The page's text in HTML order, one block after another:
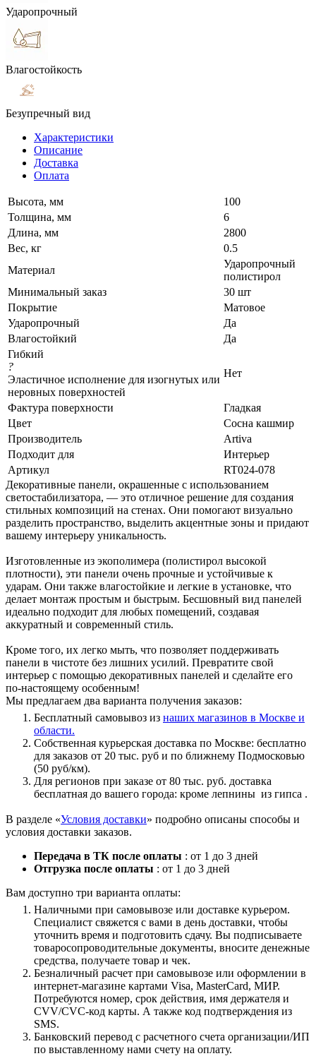
Ударопрочный
Влагостойкость
Безупречный вид
Характеристики
Описание
Доставка
Оплата
Высота, мм
100
Толщина, мм
6
Длина, мм
2800
Вес, кг
0.5
Материал
Ударопрочный
полистирол
Минимальный заказ
30 шт
Покрытие
Матовое
Ударопрочный
Да
Влагостойкий
Да
Гибкий
?
Эластичное исполнение для изогнутых или
неровных поверхностей
Нет
Фактура поверхности
Гладкая
Цвет
Сосна кашмир
Производитель
Artiva
Подходит для
Интерьер
Артикул
RT024-078
Декоративные панели, окрашенные с использованием
светостабилизатора, — это отличное решение для создания
стильных композиций на стенах. Они помогают визуально
разделить пространство, выделить акцентные зоны и придают
вашему интерьеру уникальность.
Изготовленные из экополимера (полистирол высокой
плотности), эти панели очень прочные и устойчивые к
ударам. Они также влагостойкие и легкие в установке, что
делает монтаж простым и быстрым. Бесшовный вид панелей
идеально подходит для любых помещений, создавая
аккуратный и современный стиль.
Кроме того, их легко мыть, что позволяет поддерживать
панели в чистоте без лишних усилий. Превратите свой
интерьер с помощью декоративных панелей и сделайте его
по-настоящему особенным!
Мы предлагаем два варианта получения заказов:
Бесплатный самовывоз из наших магазинов в Москве и
области.
Собственная курьерская доставка по Москве: бесплатно
для заказов от 20 тыс. руб и по ближнему Подмосковью
(50 руб/км).
Для регионов при заказе от 80 тыс. руб. доставка
бесплатная до вашего города: кроме лепнины из гипса .
В разделе «Условия доставки» подробно описаны способы и
условия доставки заказов.
Передача в ТК после оплаты : от 1 до 3 дней
Отгрузка после оплаты : от 1 до 3 дней
Вам доступно три варианта оплаты:
Наличными при самовывозе или доставке курьером.
Специалист свяжется с вами в день доставки, чтобы
уточнить время и подготовить сдачу. Вы подписываете
товаросопроводительные документы, вносите денежные
средства, получаете товар и чек.
Безналичный расчет при самовывозе или оформлении в
интернет-магазине картами Visa, MasterCard, МИР.
Потребуются номер, срок действия, имя держателя и
CVV/CVC-код карты. А также код подтверждения из
SMS.
Банковский перевод с расчетного счета организации/ИП
по выставленному нами счету на оплату.